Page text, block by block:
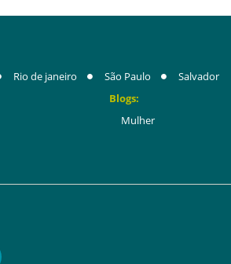
Rio de janeiro São Paulo
Salvador
Blogs:
Mulher